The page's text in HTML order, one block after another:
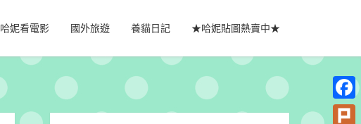
哈妮看電影 國外旅遊 養貓日記 ★哈妮貼圖熱賣中★